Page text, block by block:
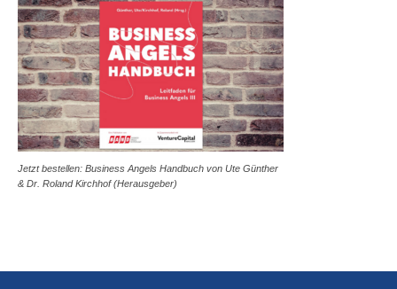
Jetzt bestellen: Business Angels Handbuch von Ute Günther
& Dr. Roland Kirchhof (Herausgeber)